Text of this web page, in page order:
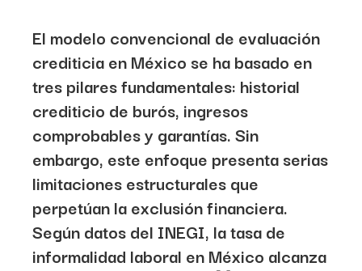
El modelo convencional de evaluación
crediticia en México se ha basado en
tres pilares fundamentales: historial
crediticio de burós, ingresos
comprobables y garantías. Sin
embargo, este enfoque presenta serias
limitaciones estructurales que
perpetúan la exclusión financiera.
Según datos del INEGI, latasa de
informalidad laboral en México alcanza